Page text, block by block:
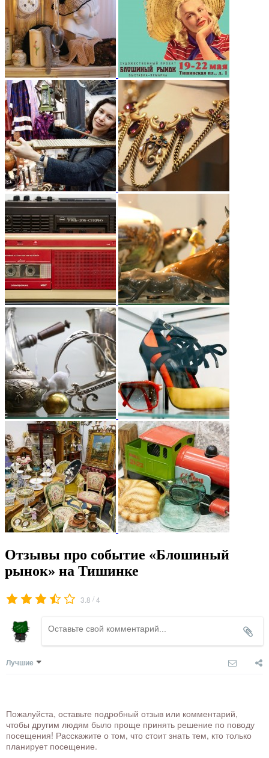
Отзывы про событие «Блошиный
рынок» на Тишинке
3.8 /4
Лучшие
Пожалуйста, оставьте подробный отзыв или комментарий,
чтобы другим людям было проще принять решение по поводу
посещения! Расскажите о том, что стоит знать тем, кто только
планирует посещение.